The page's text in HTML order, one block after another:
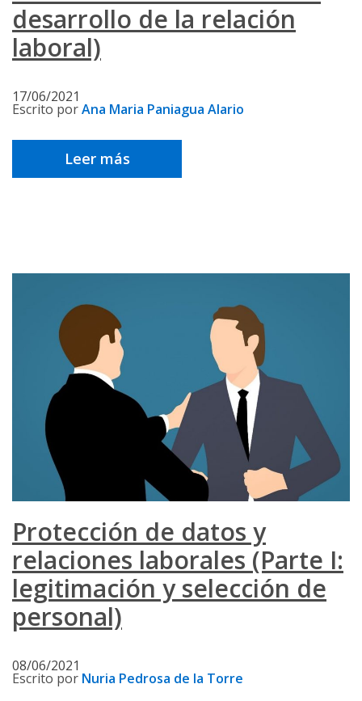
desarrollo de la relación
laboral)
17/06/2021
Escrito porAna Maria Paniagua Alario
Leer más
Protección de datos y
relaciones laborales (Parte I:
legitimación y selección de
personal)
08/06/2021
Escrito por Nuria Pedrosa de la Torre